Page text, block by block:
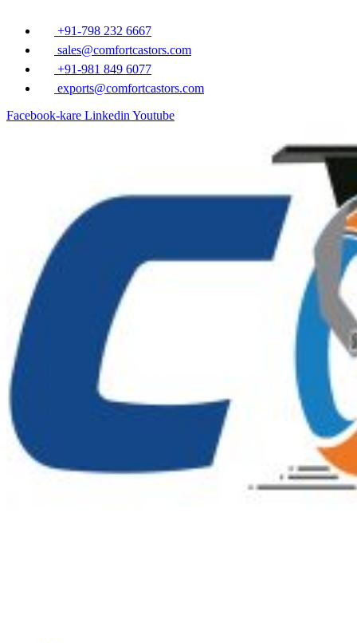
+91-798 232 6667
sales@comfortcastors.com
+91-981 849 6077
exports@comfortcastors.com
Facebook-kare Linkedin Youtube